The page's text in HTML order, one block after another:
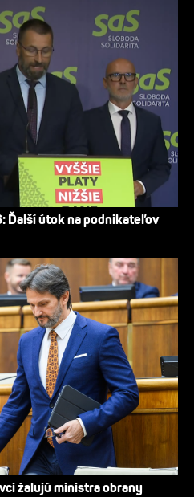
Ďalší útok na podnikateľov
žalujú ministra obrany